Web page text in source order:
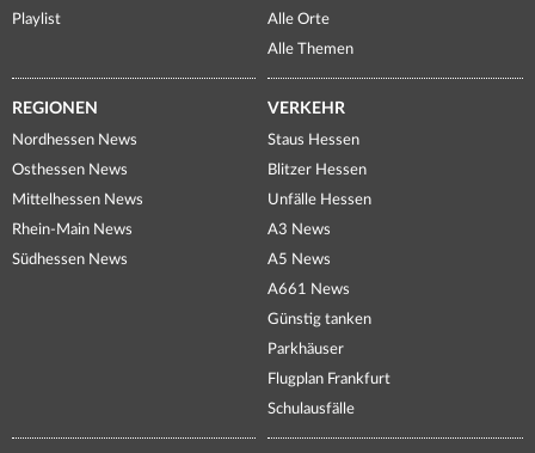
Playlist
Alle Orte
Alle Themen
REGIONEN
Nordhessen News
Osthessen News
Mittelhessen News
Rhein-Main News
Südhessen News
VERKEHR
Staus Hessen
Blitzer Hessen
Unfälle Hessen
A3 News
A5 News
A661 News
Günstig tanken
Parkhäuser
Flugplan Frankfurt
Schulausfälle